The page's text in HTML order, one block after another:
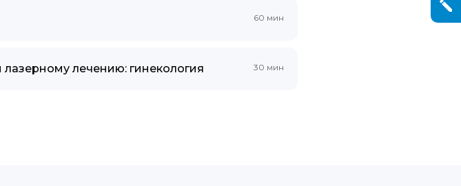
60 мин
лечению: гинекология 30 мин